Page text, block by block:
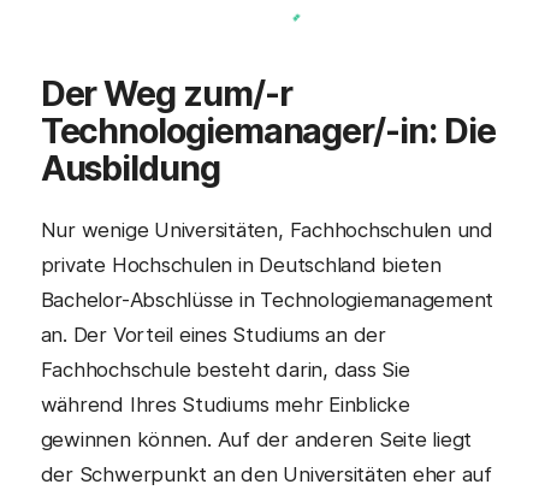
Der Weg zum/-r
Technologiemanager/-in: Die
Ausbildung
Nur wenige Universitäten, Fachhochschulen und
private Hochschulen in Deutschland bieten
Bachelor-Abschlüsse in Technologiemanagement
an. Der Vorteil eines Studiums an der
Fachhochschule besteht darin, dass Sie
während Ihres Studiums mehr Einblicke
gewinnen können. Auf der anderen Seite liegt
der Schwerpunkt an den Universitäten eher auf